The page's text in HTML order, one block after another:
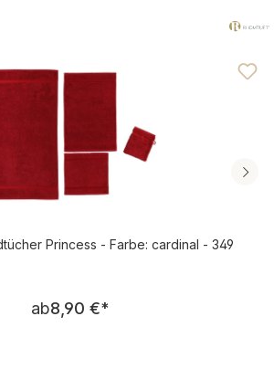
Princess - Farbe: cardinal - 349
Regulärer Preis:
ab8,90 €*